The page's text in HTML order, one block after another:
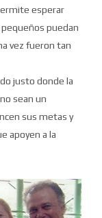
esperar
puedan
vez fueron tan
justo donde la
sean un
sus metas y
apoyen a la